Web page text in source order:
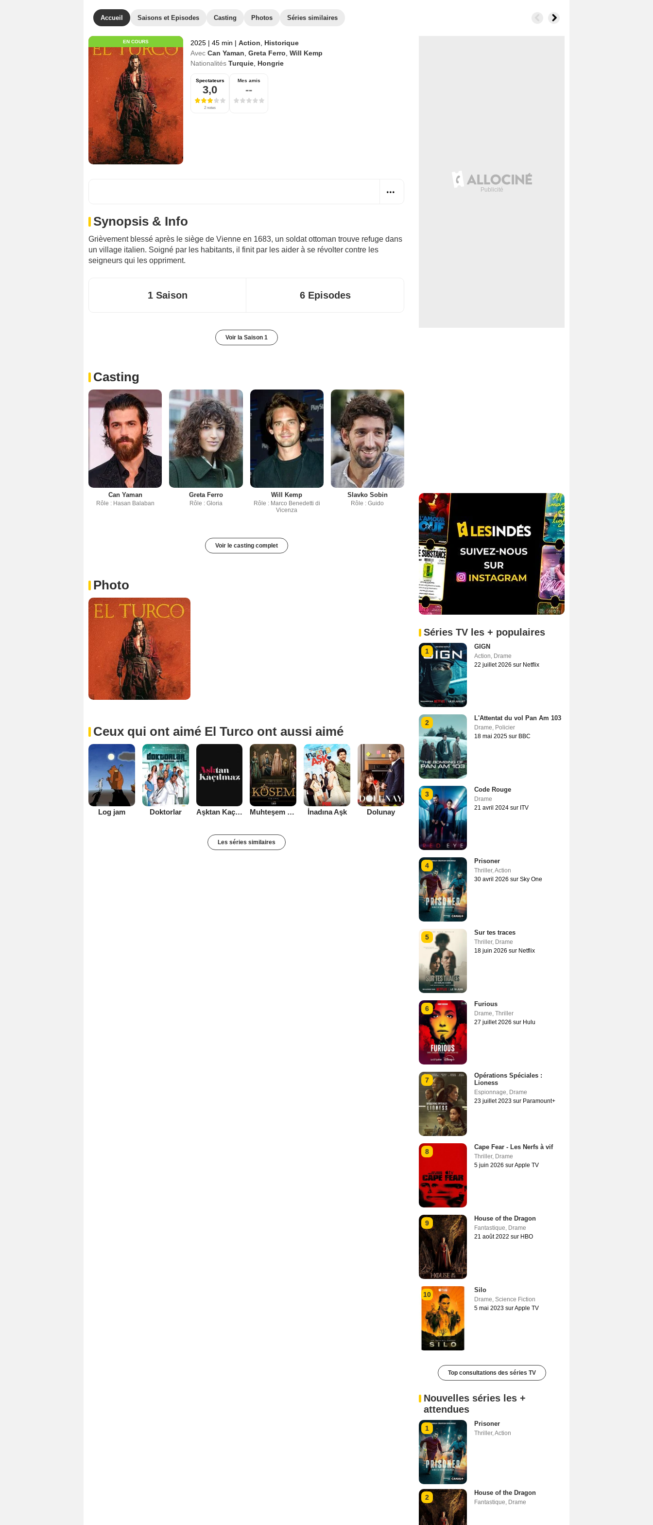
Accueil Saisons et Episodes Casting Photos Séries similaires
EN COURS 2025 | 45 min | Action
Historique
Avec Can Yaman Greta Ferro Will Kemp
Nationalités Turquie Hongrie
Spectateurs
3,0
2 notes
Mes amis
--
Synopsis & Info
Grièvement blessé après le siège de Vienne en 1683, un soldat ottoman trouve refuge dans
un village italien. Soigné par les habitants, il finit par les aider à se révolter contre les
seigneurs qui les oppriment.
1 Saison 6 Episodes
Voir la Saison 1
Casting
Can Yaman
Rôle : Hasan Balaban
Greta Ferro
Rôle : Gloria
Will Kemp
Rôle : Marco Benedetti di
Vicenza
Slavko Sobin
Rôle : Guido
Voir le casting complet
Photo
Ceux qui ont aimé El Turco ont aussi aimé
Log jam Doktorlar Aşktan Kaçılmaz Muhteşem Yüzyıl Kösem İnadına Aşk Dolunay
Les séries similaires
Séries TV les + populaires
1
GIGN
Action, Drame
22 juillet 2026 sur Netflix
2
L'Attentat du vol Pan Am 103
Drame, Policier
18 mai 2025 sur BBC
3
Code Rouge
Drame
21 avril 2024 sur ITV
4
Prisoner
Thriller,Action
30 avril 2026 sur Sky One
5
Sur tes traces
Thriller, Drame
18 juin 2026 sur Netflix
6
Furious
Drame, Thriller
27 juillet 2026 sur Hulu
7
Opérations Spéciales :
Lioness
Espionnage, Drame
23 juillet 2023 sur Paramount+
8
Cape Fear - Les Nerfs à vif
Thriller, Drame
5 juin 2026 sur Apple TV
9
House of the Dragon
Fantastique, Drame
21 août 2022 sur HBO
10
Silo
Drame, Science Fiction
5 mai 2023 sur Apple TV
Top consultations des séries TV
Nouvelles séries les +
attendues
1
Prisoner
Thriller,Action
2
House of the Dragon
Fantastique, Drame